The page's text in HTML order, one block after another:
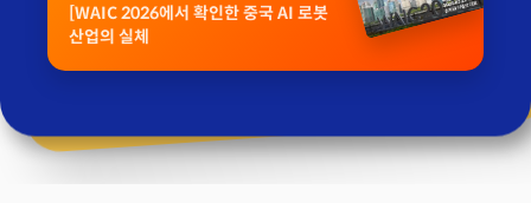
[WAIC 2026에서 확인한 중국 AI 로봇
산업의 실체